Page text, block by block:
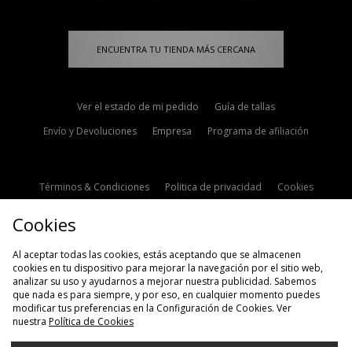
ENCUENTRA TU TIENDA MÁS CERCANA
Ver el estado de mi pedido
Guía de tallas
Envío y Devoluciones
Empresa Programa de afiliación
Términos & Condiciones Politica de privacidad
Cookies
Cookies
Al aceptar todas las cookies, estás aceptando que se almacenen
cookies en tu dispositivo para mejorar la navegación por el sitio web,
analizar su uso y ayudarnos a mejorar nuestra publicidad. Sabemos
que nada es para siempre, y por eso, en cualquier momento puedes
modificar tus preferencias en la Configuración de Cookies. Ver
nuestra Política de Cookies